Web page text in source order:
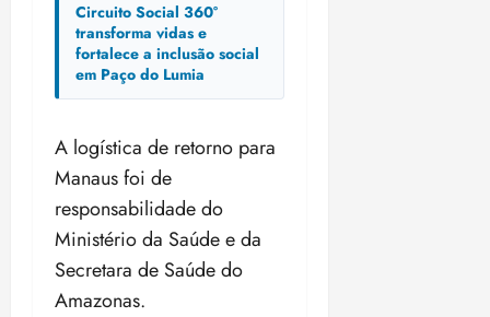
Circuito Social 360°
transforma vidas e
fortalece a inclusão social
em Paço do Lumia
A logística de retorno para
Manaus foi de
responsabilidade do
Ministério da Saúde e da
Secretara de Saúde do
Amazonas.